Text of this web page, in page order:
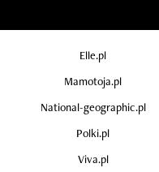
Elle.pl
Mamotoja.pl
National-geographic.pl
Polki.pl
Viva.pl